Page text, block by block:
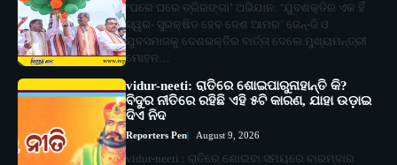
‘ଘରେ ଘରେ ତ୍ରିରଙ୍ଗା’ ଅଭିଯାନ: ‘ଯୁବଶକ୍ତିର ଏକ ହିଁ
ସ୍ୱର- ସୁରକ୍ଷିତ ହେବ ଦେଶ ଆମର’ ଜେନ୍‌-ଜି ଓ
ଯୁବସମାଜକୁ ଦେଶଭକ୍ତିର ବାର୍ତ୍ତା ଦେଲେ ମୁଖ୍ୟମନ୍ତ୍ରୀ
ମୋହନ…
vidur-neeti: ରାତିରେ ଶୋଇପାରୁନାହାନ୍ତି କି?
ବିଦୁର ନୀତିରେ ରହିଛି ଏହି ୫ଟି କାରଣ, ଯାହା ଉଡ଼ାଇ
ଦିଏ ନିଦ
Reporters Pen August 9, 2026
vidur-neeti : ରାତିରେ ଶୋଇବା ସମୟରେ ବାରମ୍ବାର